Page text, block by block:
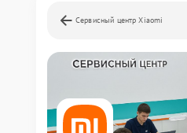
Сервисный центр Xiaomi